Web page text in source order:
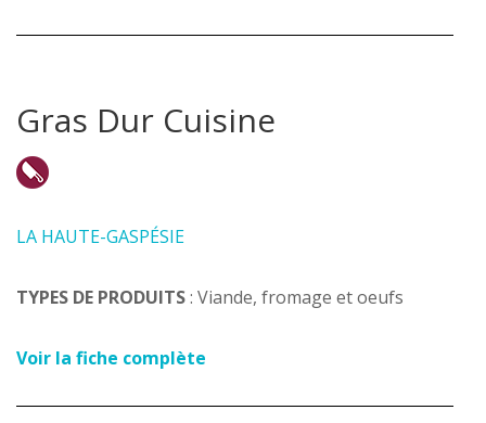
Gras Dur Cuisine
LA HAUTE-GASPÉSIE
TYPES DE PRODUITS: Viande, fromage et oeufs
Voir la fiche complète